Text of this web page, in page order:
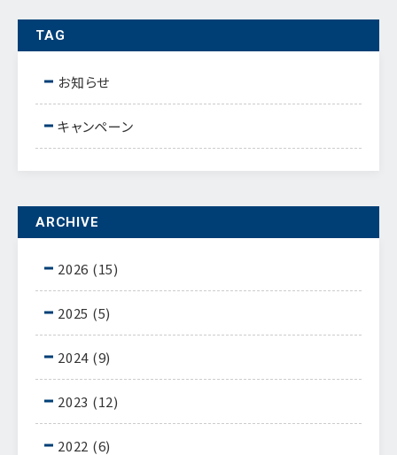
TAG
お知らせ
キャンペーン
ARCHIVE
2026 (15)
2025 (5)
2024 (9)
2023 (12)
2022 (6)